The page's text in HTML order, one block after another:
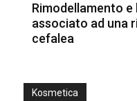
Rimodellamento
associato ad una
cefalea
Kosmetica